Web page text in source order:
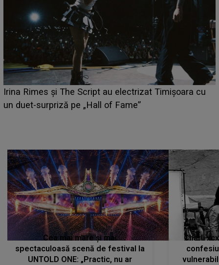
Script au electrizat Timișoara cu
pe „Hall of Fame”
HOROSCOP 6
Cea mai mare și mai
spectaculoasă scenă de festival la
UNTOLD ONE: „Practic, nu ar
Charli